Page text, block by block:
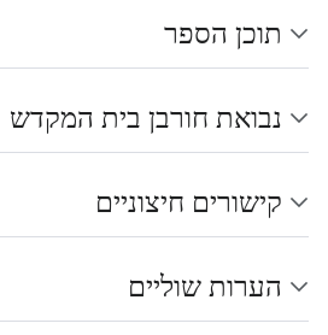
תוכן הספר
נבואת חורבן בית המקדש
קישורים חיצוניים
הערות שוליים